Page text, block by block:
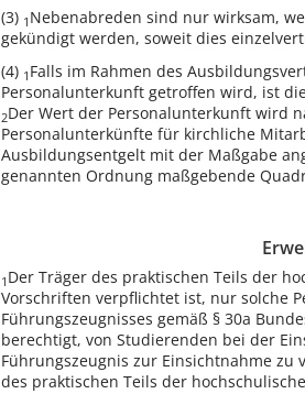
(3) 1 Nebenabreden sind nur wirksam,
gekündigt werden, soweit dies
(4) 1 Falls im Rahmen des
Personalunterkunft getroffen wird, ist
2Der Wert der Personalunterkunft wird
Personalunterkünfte für kirchliche
Ausbildungsentgelt mit der Maßgabe
genannten Ordnung maßgebende
1 Der Träger des praktischen Teils der
Vorschriften verpflichtet ist, nur solche
Führungszeugnisses gemäß § 30a
berechtigt, von Studierenden bei der
Führungszeugnis zur Einsichtnahme zu
des praktischen Teils der